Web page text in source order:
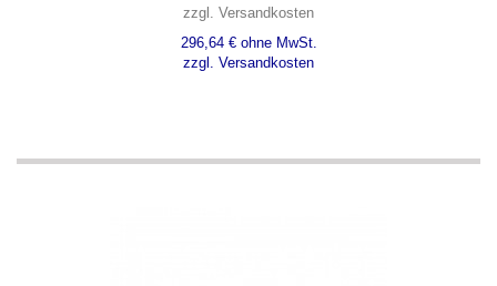
zzgl. Versandkosten
296,64 € ohne MwSt.
zzgl. Versandkosten